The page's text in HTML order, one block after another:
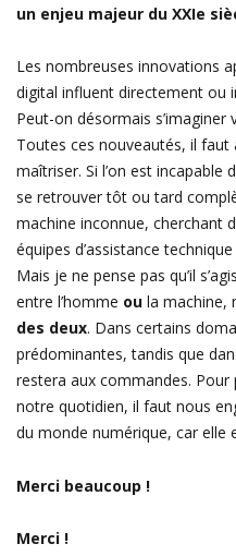
un enjeu majeur du XXIe
Les nombreuses innovations
digital influent directement ou
Peut-on désormais s’imaginer
Toutes ces nouveautés, il
maîtriser. Si l’on est incapable
se retrouver tôt ou tard
machine inconnue, cherchant
équipes d’assistance
Mais je ne pense pas qu’il
entre l’homme ou la machine,
des deux. Dans certains
prédominantes, tandis que
restera aux commandes.
notre quotidien, il faut nous
du monde numérique, car elle
Merci beaucoup !
Merci !